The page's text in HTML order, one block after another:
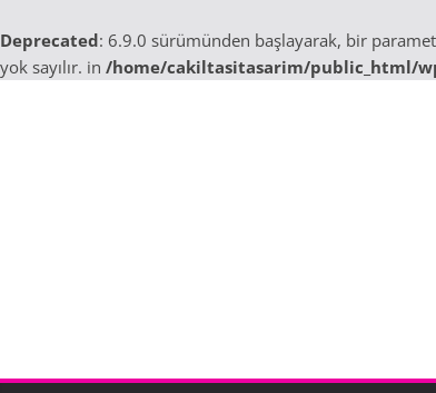
Deprecated: 6.9.0 sürümünden başlayarak, bir
yok sayılır. in /home/cakiltasitasarim/public_html/